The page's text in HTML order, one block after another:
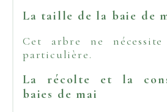
La taille de la baie de
Cet arbre ne
particulière.
La récolte et la
baies de mai